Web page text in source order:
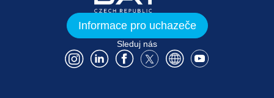
Informace pro uchazeče
Sleduj nás